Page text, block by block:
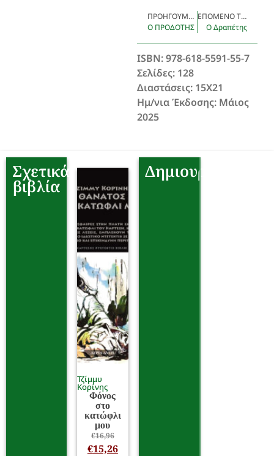
ΠΡΟΗΓΟΎΜΕΝΟ ΤΕΎΧΟΣ
Ο ΠΡΟΔΟΤΗΣ
ΕΠΌΜΕΝΟ ΤΕΎΧΟΣ
Ο Δραπέτης
ISBN: 978-618-5591-55-7
Σελίδες: 128
Διαστάσεις: 15Χ21
Ημ/νια Έκδοσης: Μάιος
2025
Σχετικά
βιβλία
Τζίμμυ
Κορίνης
Φόνος
στο
κατώφλι
μου
€16,96
€15,26
Δημιουργοί